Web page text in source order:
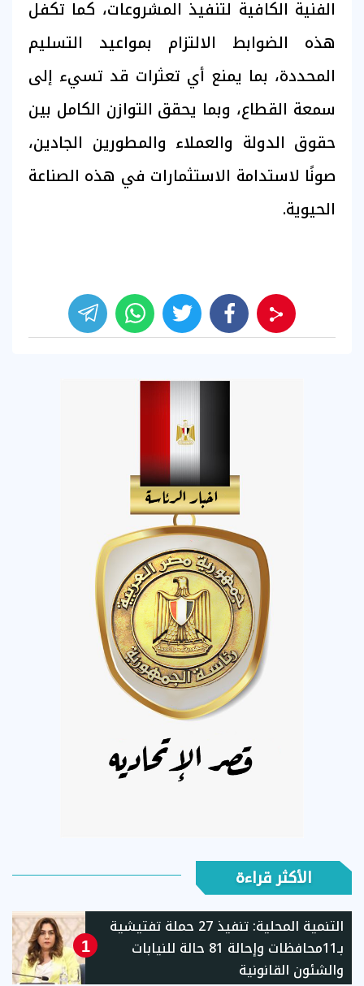
الفنية الكافية لتنفيذ المشروعات، كما تكفل
هذه الضوابط الالتزام بمواعيد التسليم
المحددة، بما يمنع أي تعثرات قد تسيء إلى
سمعة القطاع، وبما يحقق التوازن الكامل بين
حقوق الدولة والعملاء والمطورين الجادين،
صونًا لاستدامة الاستثمارات في هذه الصناعة
الحيوية.
الأكثر قراءة
1
التنمية المحلية: تنفيذ 27 حملة تفتيشية
بـ11محافظات وإحالة 81 حالة للنيابات
والشئون القانونية